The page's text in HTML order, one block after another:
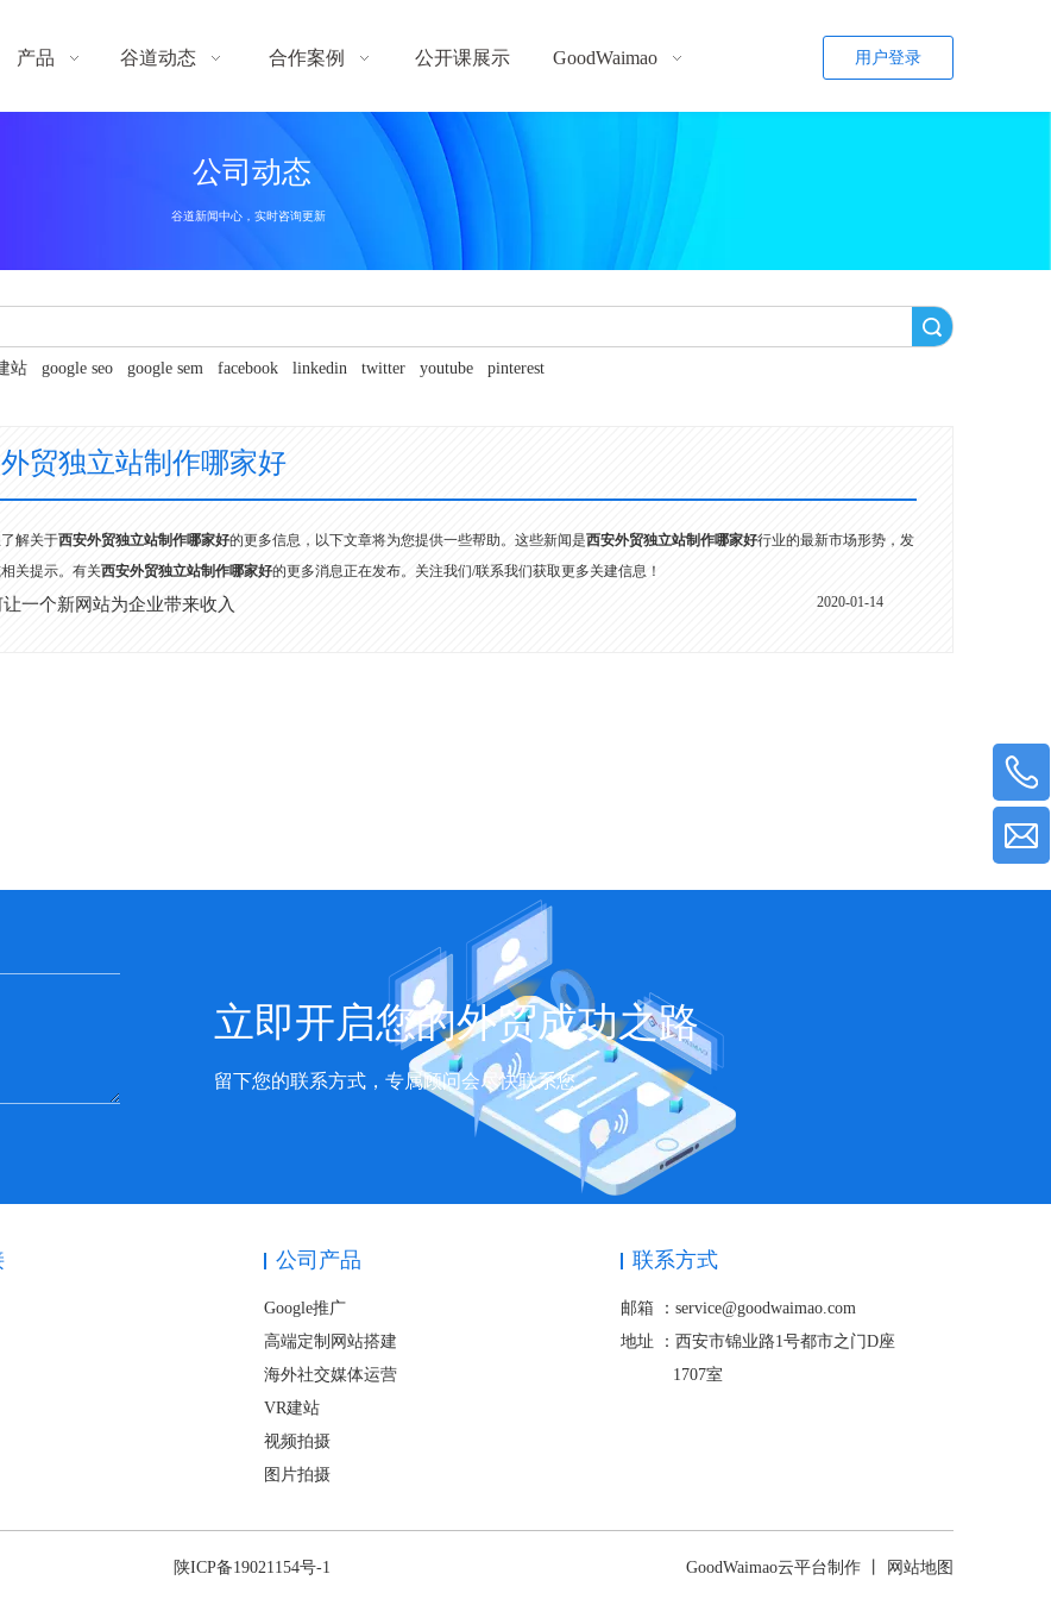
产品 谷道动态 合作案例 公开课展示 GoodWaimao 用户登录
谷道新闻中心，实时咨询更新
公司动态
站 google seo google sem facebook linkedin twitter youtube pinterest
贸独立站制作哪家好
解关于西安外贸独立站制作哪家好的更多信息，以下文章将为您提供一些帮助。这些新闻是西安外贸独立站制作哪家好行业的最新市场形势，发
关提示。有关西安外贸独立站制作哪家好的更多消息正在发布。关注我们/联系我们获取更多关建信息！
一个新网站为企业带来收入 2020-01-14
立即开启您的外贸成功之路
留下您的联系方式，专属顾问会尽快联系您
公司产品
Google推广
高端定制网站搭建
海外社交媒体运营
VR建站
视频拍摄
图片拍摄
联系方式
邮箱 ：service@goodwaimao.com
地址 ： 西安市锦业路1号都市之门D座
1707室
陕ICP备19021154号-1 GoodWaimao云平台制作 丨 网站地图